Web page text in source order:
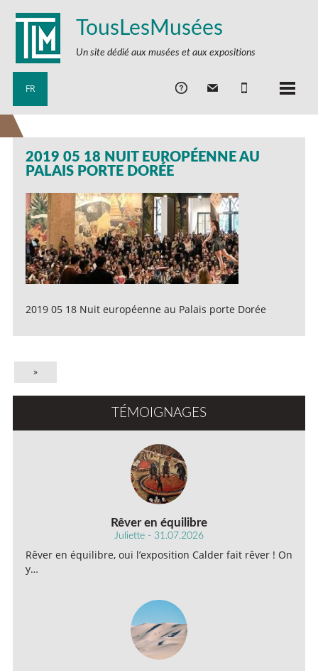
TousLesMusées
Un site dédié aux musées et aux expositions
FR
2019 05 18 NUIT EUROPÉENNE AU
PALAIS PORTE DORÉE
2019 05 18 Nuit européenne au Palais porte Dorée
»
TÉMOIGNAGES
Rêver en équilibre
Juliette - 31.07.2026
Rêver en équilibre, oui l’exposition Calder fait rêver ! On
y…